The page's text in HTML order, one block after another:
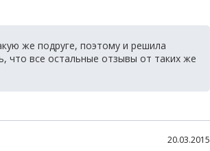
же подруге, поэтому и решила
что все остальные отзывы от таких же
20.03.2015